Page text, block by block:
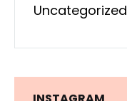
Uncategorized